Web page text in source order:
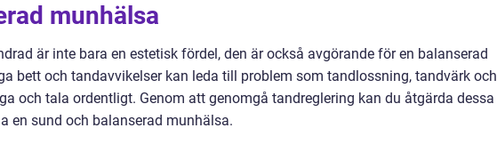
munhälsa
är inte bara en estetisk fördel, den är också avgörande för en balanserad
bett och tandavvikelser kan leda till problem som tandlossning, tandvärk och
och tala ordentligt. Genom att genomgå tandreglering kan du åtgärda dessa
en sund och balanserad munhälsa.